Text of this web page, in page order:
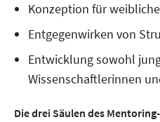
Konzeption für
Entgegenwirken von
Entwicklung sowohl
Wissenschaftlerinnen
Die drei Säulen des